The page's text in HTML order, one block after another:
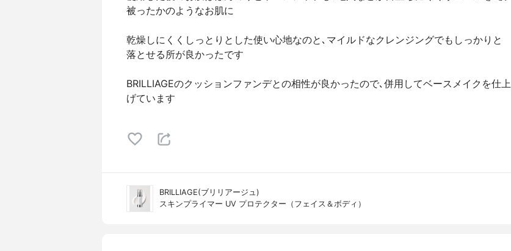
被ったかのようなお肌に
乾燥しにくくしっとりとした使い心地なのと､マイルドなクレンジングでもしっかりと
落とせる所が良かったです
BRILLIAGEのクッションファンデとの相性が良かったので､併用してベースメイクを仕上
げています
BRILLIAGE(ブリリアージュ)
スキンプライマー UV プロテクター（フェイス＆ボディ）